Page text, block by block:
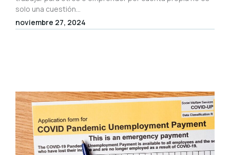
solo una cuestión...
noviembre 27, 2024